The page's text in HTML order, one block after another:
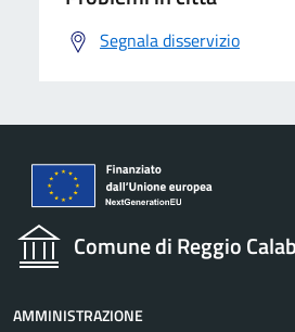
Segnala disservizio
Comune di Reggio
AMMINISTRAZIONE